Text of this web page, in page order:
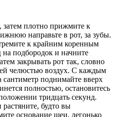
затем плотно прижмите к
направьте в рот, за зубы.
к крайним коренным
на подбородок и начните
закрывать рот так, словно
челюстью воздух. С каждым
поднимайте вверх
полностью, остановитесь
тридцать секунд.
будто вы
основание шеи, легонько